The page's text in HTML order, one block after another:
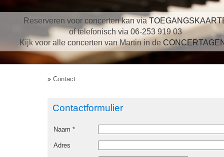
Reserveren voor concerten kan via
of telefonisch via 06-253 919 03
Kijk voor alle concerten van Martin in de
» Contact
Contactformulier
Naam *
Adres